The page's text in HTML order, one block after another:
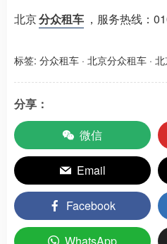
北京分众租车 ，服务热线：
标签: 分众租车 · 北京分众租车 ·
分享：
微信
Email
Facebook